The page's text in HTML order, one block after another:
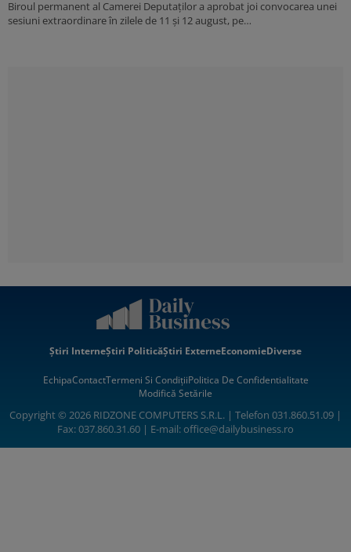
Biroul permanent al Camerei Deputaților a aprobat joi convocarea unei
sesiuni extraordinare în zilele de 11 și 12 august, pe…
Știri InterneȘtiri PoliticăȘtiri ExterneEconomieDiverse
EchipaContactTermeni Si CondițiiPolitica De Confidentialitate
Modifică Setările
Copyright © 2026 RIDZONE COMPUTERS S.R.L. | Telefon 031.860.51.09 |
Fax: 037.860.31.60 | E-mail:office@dailybusiness.ro